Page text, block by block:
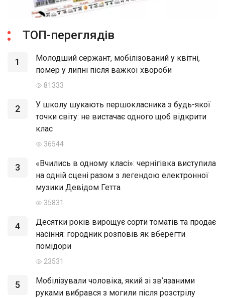
ТОП-переглядів
1
Молодший сержант, мобілізований у квітні,
помер у липні після важкої хвороби
81333
2
У школу шукають першокласника з будь-якої
точки світу: не вистачає одного щоб відкрити
клас
36544
3
«Вчились в одному класі»: чернігівка виступила
на одній сцені разом з легендою електронної
музики Девідом Гетта
35831
4
Десятки років вирощує сорти томатів та продає
насіння: городник розповів як вберегти
помідори
23531
5
Мобілізували чоловіка, який зі зв’язаними
руками вибрався з могили після розстрілу